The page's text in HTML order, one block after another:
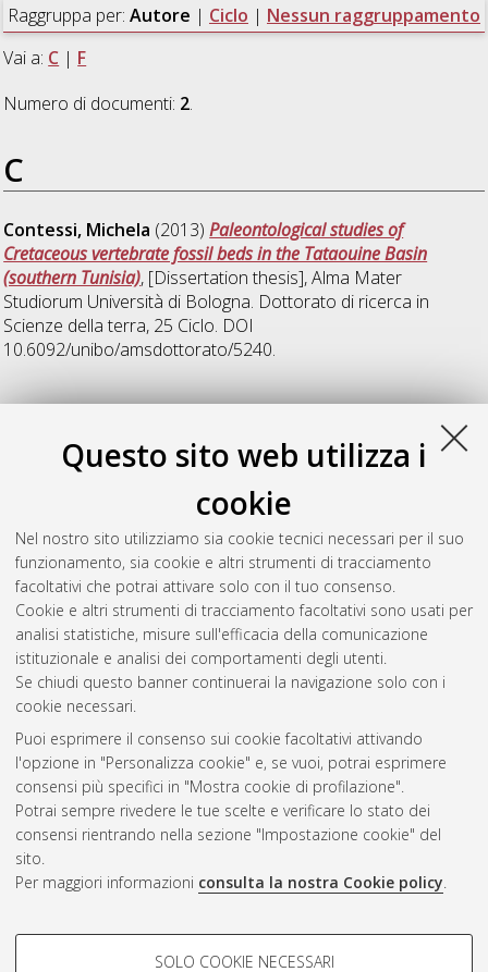
Questo sito web utilizza i
cookie
Nel nostro sito utilizziamo sia cookie tecnici necessari per il suo
funzionamento, sia cookie e altri strumenti di tracciamento
facoltativi che potrai attivare solo con il tuo consenso.
Cookie e altri strumenti di tracciamento facoltativi sono usati per
analisi statistiche, misure sull'efficacia della comunicazione
istituzionale e analisi dei comportamenti degli utenti.
Se chiudi questo banner continuerai la navigazione solo con i
cookie necessari.
Puoi esprimere il consenso sui cookie facoltativi attivando
l'opzione in "Personalizza cookie" e, se vuoi, potrai esprimere
consensi più specifici in "Mostra cookie di profilazione".
Potrai sempre rivedere le tue scelte e verificare lo stato dei
consensi rientrando nella sezione "Impostazione cookie" del
sito.
Per maggiori informazioni consulta la nostra Cookie policy.
COOKIE DI PROFILAZIONE -
SOLO COOKIE NECESSARI
Raggruppa per: Autore | Ciclo | Nessun raggruppamento
Vai a: C | F
Numero di documenti: 2.
C
Contessi, Michela (2013)Paleontological studies of
Cretaceous vertebrate fossil beds in the Tataouine Basin
(southern Tunisia), [Dissertation thesis], Alma Mater
Studiorum Università di Bologna. Dottorato di ricerca in
Scienze della terra, 25 Ciclo. DOI
10.6092/unibo/amsdottorato/5240.
F
Franchi, Fulvio(2013)I mound carbonatici dell'Anti Atlante
orientale (Marocco) e la loro relazione con potenziali analoghi
, [Dissertation thesis], Alma Mater Studiorum
Università di Bologna. Dottorato di ricerca inScienze della
terra, 25 Ciclo. DOI 10.6092/unibo/amsdottorato/5457.
Questa lista e' stata generata il Thu Aug 6 20:32:37 2026
Atom
Rss 1.0
Rss 2.0
ISSN: 2038-7946
Impostazioni Cookie
Informativa sulla privacy